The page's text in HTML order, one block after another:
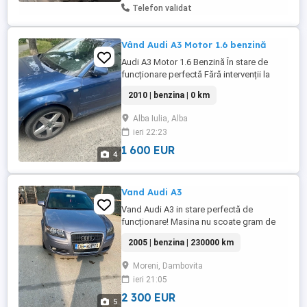
Telefon validat
4
Vând Audi A3 Motor 1.6 benzină
Audi A3 Motor 1.6 Benzină În stare de
funcționare perfectă Fără intervenții la
euro Negociabil
2010 | benzina | 0 km
Alba Iulia, Alba
ieri 22:23
1 600 EUR
5
Vand Audi A3
Vand Audi A3 in stare perfectă de
funcționare! Masina nu scoate gram de
foarte buna, ideeala pentru incepatori sau
naveta! Kilometrii sunt absolut reali 100% ,
masina fiind cumparata de noua de la
Porsche Romania Revizie efectuata
recent: ulei,filtre,placute ...
2005 | benzina | 230000 km
Moreni, Dambovita
ieri 21:05
2 300 EUR